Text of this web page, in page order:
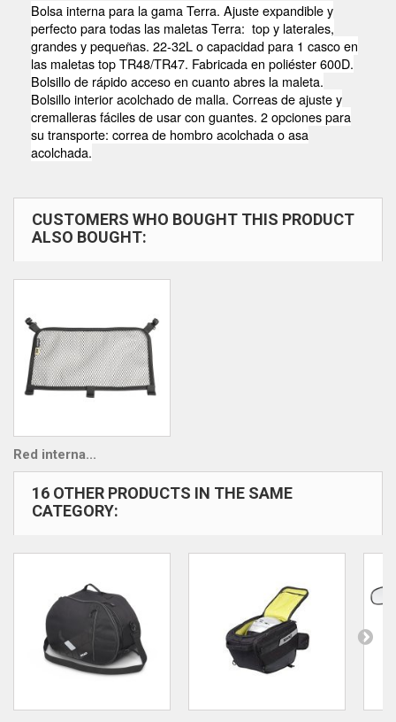
Bolsa interna para la gama Terra. Ajuste expandible y
perfecto para todas las maletas Terra: top y laterales,
grandes y pequeñas. 22-32L o capacidad para 1 casco en
las maletas top TR48/TR47. Fabricada en poliéster 600D.
Bolsillo de rápido acceso en cuanto abres la maleta.
Bolsillo interior acolchado de malla. Correas de ajuste y
cremalleras fáciles de usar con guantes. 2 opciones para
su transporte: correa de hombro acolchada o asa
acolchada.
CUSTOMERS WHO BOUGHT THIS PRODUCT
ALSO BOUGHT:
Red interna...
16 OTHER PRODUCTS IN THE SAME
CATEGORY: